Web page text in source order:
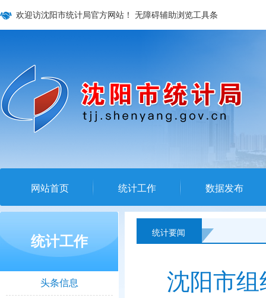
欢迎访沈阳市统计局官方网站！ 无障碍辅助浏览工具条
网站首页 统计工作 数据发布
统计工作
头条信息
统计要闻
沈阳市